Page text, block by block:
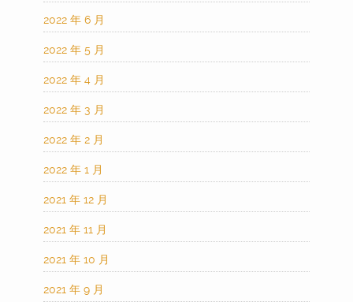
2022 年 6 月
2022 年 5 月
2022 年 4 月
2022 年 3 月
2022 年 2 月
2022 年 1 月
2021 年 12 月
2021 年 11 月
2021 年 10 月
2021 年 9 月